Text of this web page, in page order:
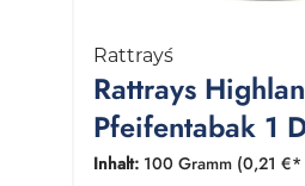
Rattray´s
Rattrays
Pfeifentabak 1
Gramm
Inhalt: 100 Gramm (0,21 €*